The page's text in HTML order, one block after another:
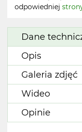
odpowiedniej
Dane
Opis
Galeria zdjęć
Wideo
Opinie